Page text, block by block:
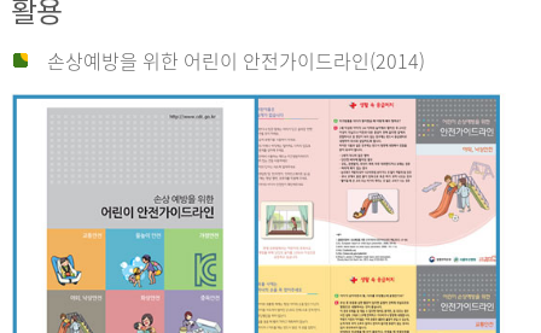
활용
손상예방을 위한 어린이 안전가이드라인(2014)